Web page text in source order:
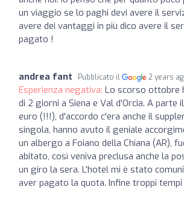
un viaggio se lo paghi devi avere il
avere dei vantaggi in più dico avere il
pagato !
andrea fant Pubblicato il 2 years
Esperienza negativa: Lo scorso ottobre
di 2 giorni a Siena e Val d'Orcia. A parte
euro (!!!), d'accordo c'era anche il
singola, hanno avuto il geniale
un albergo a Foiano della Chiana (AR),
abitato, così veniva preclusa anche la
un giro la sera. L'hotel mi è stato
aver pagato la quota. Infine troppi